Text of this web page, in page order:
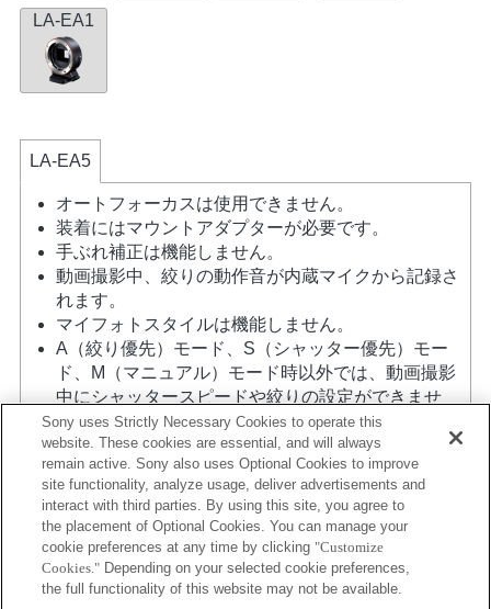
LA-EA1
LA-EA5
オートフォーカスは使用できません。
装着にはマウントアダプターが必要です。
手ぶれ補正は機能しません。
動画撮影中、絞りの動作音が内蔵マイクから記録さ
れます。
マイフォトスタイルは機能しません。
A（絞り優先）モード、S（シャッター優先）モー
ド、M（マニュアル）モード時以外では、動画撮影
中にシャッタースピードや絞りの設定ができませ
ん。
レンズ補正機能には対応していません。
撮影条件によっては画面の明るさにムラが出ること
がありますので 電子先幕シャッター機能はOFFにし
てお使いください。
マウントアダプターを使用して「Aマウントレン
ズ」を装着した場合には、ピントリングを回しても
MFアシスト機能は自動的には起動しません。 「カ
Sony uses Strictly Necessary Cookies to operate this
website. These cookies are essential, and will always
remain active. Sony also uses Optional Cookies to improve
site functionality, analyze usage, deliver advertisements and
interact with third parties. By using this site, you agree to
the placement of Optional Cookies. You can manage your
cookie preferences at any time by clicking "Customize
Cookies." Depending on your selected cookie preferences,
the full functionality of this website may not be available.